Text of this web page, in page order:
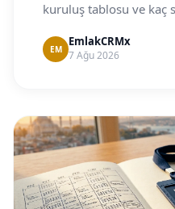
kuruluş tablosu ve kaç
EM
EmlakCRMx
7 Ağu 2026